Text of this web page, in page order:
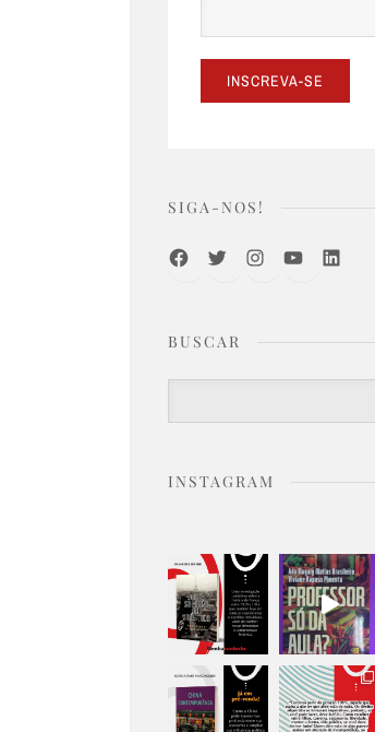
SIGA-NOS!
FacebookTwitterInstagramYoutubeLinkedIn
BUSCAR
INSTAGRAM